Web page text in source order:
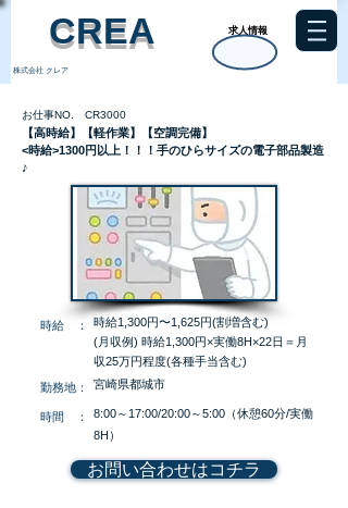
​CREA 求人情報
株式会社 クレア
お仕事NO. CR3000
【高時給】【軽作業】【空調完備】
<時給>1300円以上！！！手のひらサイズの電子部品製造
♪
​時給 ：
時給1,300円〜1,625円(割増含む)
​(月収例) 時給1,300円×実働8H×22日＝月
収25万円程度(各種手当含む)
​勤務地：
宮崎県都城市
​時間 ：
8:00～17:00/20:00～5:00（休憩60分/実働
8H）
お問い合わせはコチラ